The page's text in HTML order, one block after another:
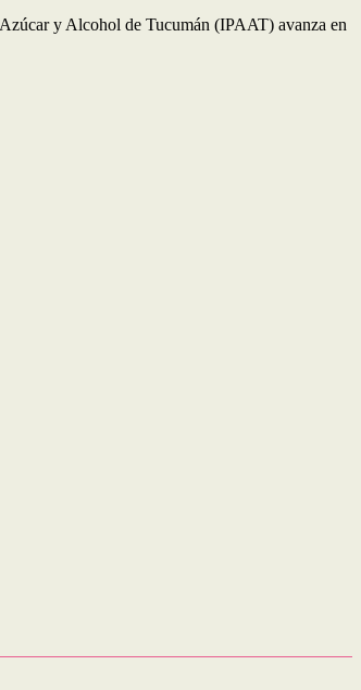
y Alcohol de Tucumán (IPAAT) avanza en